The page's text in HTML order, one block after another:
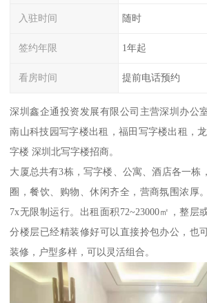
入驻时间 随时
签约年限 1年起
看房时间 提前电话预约
深圳鑫企通投资发展有限公司主营深圳办公
南山科技园写字楼出租，福田写字楼出租，
字楼 深圳北写字楼招商。
大厦总共有3栋，写字楼、公寓、酒店各一栋
圈，餐饮、购物、休闲齐全，营商氛围浓厚
7x无限制运行。出租面积72~23000㎡，整层
分楼层已经精装修好可以直接拎包办公，也
装修，户型多样，可以灵活组合。